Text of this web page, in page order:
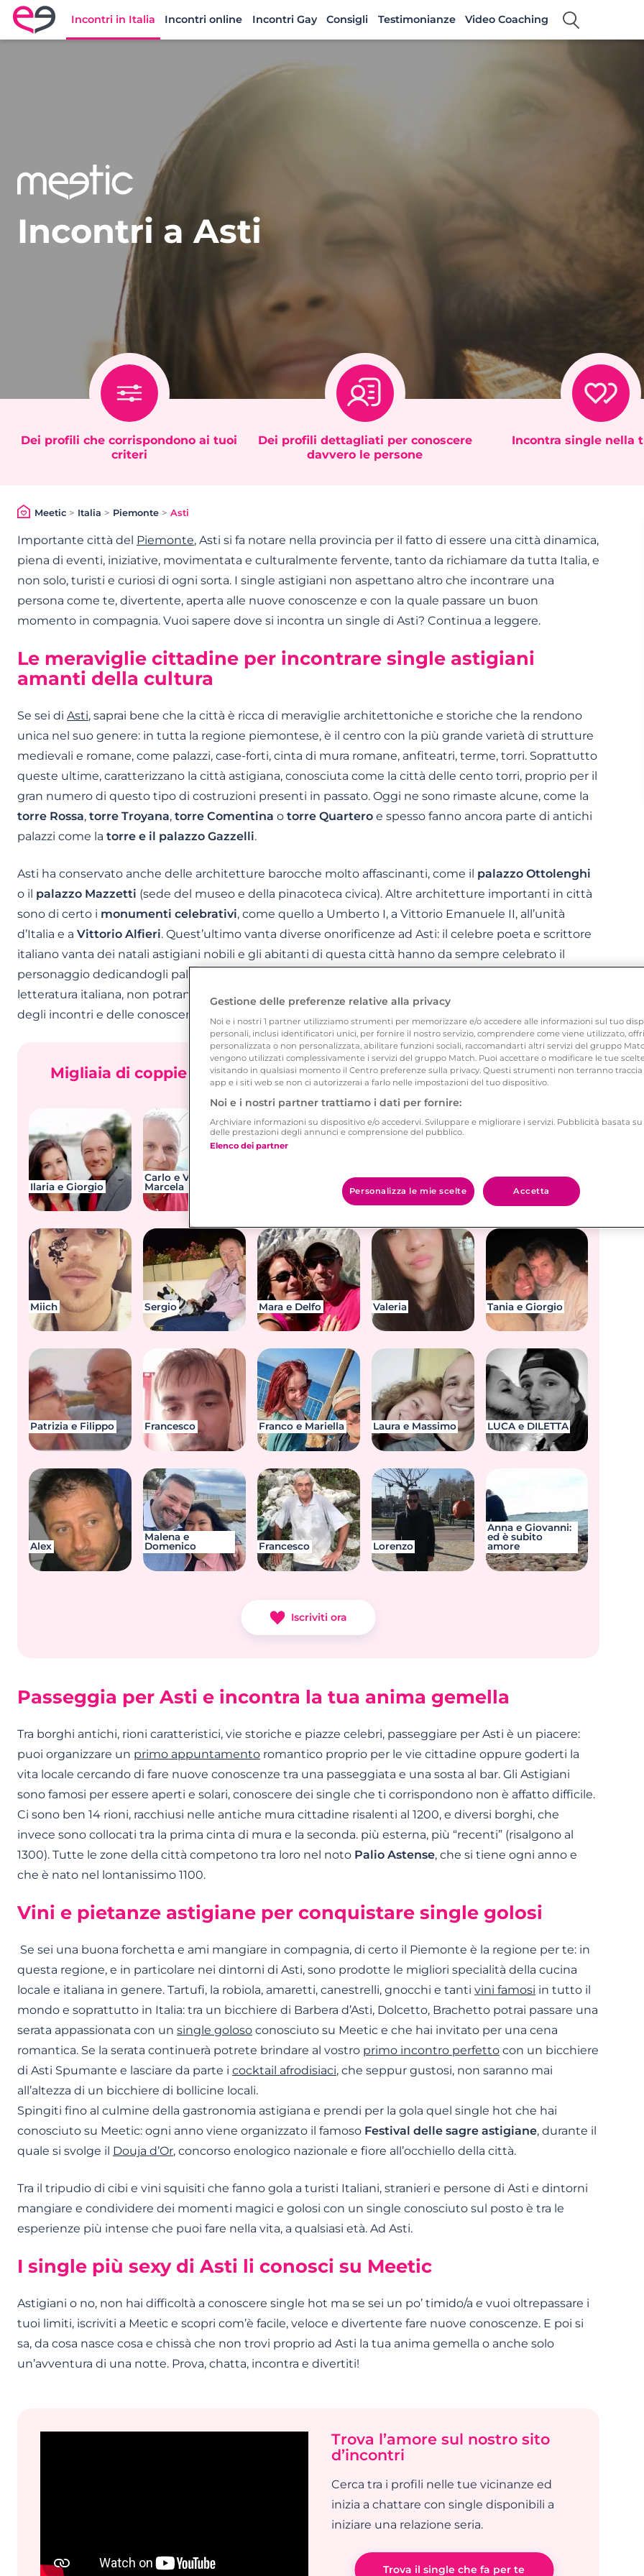
Meetic Italia
Incontri in Italia Incontri online Incontri Gay Consigli Testimonianze Video Coaching
Incontri a Asti
Dei profili che corrispondono ai tuoi
criteri
Dei profili dettagliati per conoscere
davvero le persone
Incontra single nella
Meetic> Italia > Piemonte > Asti
Importante città del Piemonte, Asti si fa notare nella provincia per il fatto di essere una città dinamica,
piena di eventi, iniziative, movimentata e culturalmente fervente, tanto da richiamare da tutta Italia, e
non solo, turisti e curiosi di ogni sorta. I single astigiani non aspettano altro che incontrare una
persona come te, divertente, aperta alle nuove conoscenze e con la quale passare un buon
momento in compagnia. Vuoi sapere dove si incontra un single di Asti? Continua a leggere.
Le meraviglie cittadine per incontrare single astigiani
amanti della cultura
Se sei di Asti, saprai bene che la città è ricca di meraviglie architettoniche e storiche che la rendono
unica nel suo genere: in tutta la regione piemontese, è il centro con la più grande varietà di strutture
medievali e romane, come palazzi, case-forti, cinta di mura romane, anfiteatri, terme, torri. Soprattutto
queste ultime, caratterizzano la città astigiana, conosciuta come la città delle cento torri, proprio per il
gran numero di questo tipo di costruzioni presenti in passato. Oggi ne sono rimaste alcune, come la
torre Rossa, torre Troyana, torre Comentina o torre Quartero e spesso fanno ancora parte di antichi
palazzi come la torre e il palazzo Gazzelli.
Asti ha conservato anche delle architetture barocche molto affascinanti, come il palazzo Ottolenghi
o il palazzo Mazzetti (sede del museo e della pinacoteca civica). Altre architetture importanti in città
sono di certo i monumenti celebrativi, come quello a Umberto I, a Vittorio Emanuele II, all’unità
d’Italia e a Vittorio Alfieri. Quest’ultimo vanta diverse onorificenze ad Asti: il celebre poeta e scrittore
italiano vanta dei natali astigiani nobili e gli abitanti di questa città hanno da sempre celebrato il
personaggio dedicandogli palazzi, vie, monumenti etc. Tutti i single che amano la cultura e la
letteratura italiana, non potranno non subire il fascino della città di Asti, che sembra il luogo ideale per
degli incontri e delle conoscenze tra amanti di poesie e versi in prosa.
Migliaia di coppie italiane si sono incontrate grazie a Meetic; la tua
potrebbe essere la prossima!
Ilaria e Giorgio
Carlo e Viviana
Marcela
Wanda e
Giuseppe
Emilia e Enzo
Miich Sergio Mara e Delfo Valeria Tania e Giorgio
Patrizia e Filippo Francesco Franco e Mariella Laura e Massimo LUCA e DILETTA
Alex
Malena e
Domenico
Francesco Lorenzo
Anna e Giovanni:
ed è subito
amore
Iscriviti ora
Passeggia per Asti e incontra la tua anima gemella
Tra borghi antichi, rioni caratteristici, vie storiche e piazze celebri, passeggiare per Asti è un piacere:
puoi organizzare un primo appuntamento romantico proprio per le vie cittadine oppure goderti la
vita locale cercando di fare nuove conoscenze tra una passeggiata e una sosta al bar. Gli Astigiani
sono famosi per essere aperti e solari, conoscere dei single che ti corrispondono non è affatto difficile.
Ci sono ben 14 rioni, racchiusi nelle antiche mura cittadine risalenti al 1200, e diversi borghi, che
invece sono collocati tra la prima cinta di mura e la seconda. più esterna, più “recenti” (risalgono al
1300). Tutte le zone della città competono tra loro nel noto Palio Astense, che si tiene ogni anno e
che è nato nel lontanissimo 1100.
Vini e pietanze astigiane per conquistare single golosi
Se sei una buona forchetta e ami mangiare in compagnia, di certo il Piemonte è la regione per te: in
questa regione, e in particolare nei dintorni di Asti, sono prodotte le migliori specialità della cucina
locale e italiana in genere. Tartufi, la robiola, amaretti, canestrelli, gnocchi e tanti vini famosi in tutto il
mondo e soprattutto in Italia: tra un bicchiere di Barbera d’Asti, Dolcetto, Brachetto potrai passare una
serata appassionata con un single goloso conosciuto su Meetic e che hai invitato per una cena
romantica. Se la serata continuerà potrete brindare al vostro primo incontro perfetto con un bicchiere
di Asti Spumante e lasciare da parte i cocktail afrodisiaci, che seppur gustosi, non saranno mai
all’altezza di un bicchiere di bollicine locali.
Spingiti fino al culmine della gastronomia astigiana e prendi per la gola quel single hot che hai
conosciuto su Meetic: ogni anno viene organizzato il famoso Festival delle sagre astigiane, durante il
quale si svolge il Douja d’Or, concorso enologico nazionale e fiore all’occhiello della città.
Tra il tripudio di cibi e vini squisiti che fanno gola a turisti Italiani, stranieri e persone di Asti e dintorni
mangiare e condividere dei momenti magici e golosi con un single conosciuto sul posto è tra le
esperienze più intense che puoi fare nella vita, a qualsiasi età. Ad Asti.
I single più sexy di Asti li conosci su Meetic
Astigiani o no, non hai difficoltà a conoscere single hot ma se sei un po’ timido/a e vuoi oltrepassare i
tuoi limiti, iscriviti a Meetic e scopri com’è facile, veloce e divertente fare nuove conoscenze. E poi si
sa, da cosa nasce cosa e chissà che non trovi proprio ad Asti la tua anima gemella o anche solo
un’avventura di una notte. Prova, chatta, incontra e divertiti!
Trova l’amore sul nostro sito
d’incontri
Cerca tra i profili nelle tue vicinanze ed
inizia a chattare con single disponibili a
iniziare una relazione seria.
Trova il single che fa per te
Gestione delle preferenze relative alla privacy
Noi e i nostri 1 partner utilizziamo strumenti per memorizzare e/o accedere alle informazioni sul tuo
personali, inclusi identificatori unici, per fornire il nostro servizio, comprendere come viene utilizzato,
personalizzata o non personalizzata, abilitare funzioni sociali, raccomandarti altri servizi del gruppo
vengono utilizzati complessivamente i servizi del gruppo Match. Puoi accettare o modificare le tue
visitando in qualsiasi momento il Centro preferenze sulla privacy. Questi strumenti non terranno
app e i siti web se non ci autorizzerai a farlo nelle impostazioni del tuo dispositivo.
Noi e i nostri partner trattiamo i dati per fornire:
Archiviare informazioni su dispositivo e/o accedervi. Sviluppare e migliorare i servizi. Pubblicità basata
delle prestazioni degli annunci e comprensione del pubblico.
Elenco dei partner
Personalizza le mie scelte Accetta